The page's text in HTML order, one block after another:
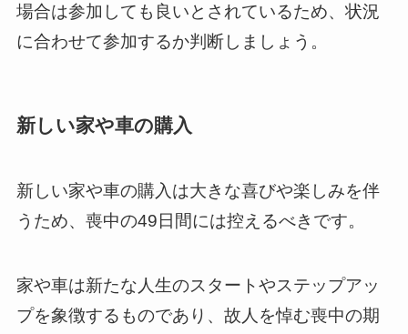
場合は参加しても良いとされているため、状況
に合わせて参加するか判断しましょう。
新しい家や車の購入
新しい家や車の購入は大きな喜びや楽しみを伴
うため、喪中の49日間には控えるべきです。
家や車は新たな人生のスタートやステップアッ
プを象徴するものであり、故人を悼む喪中の期